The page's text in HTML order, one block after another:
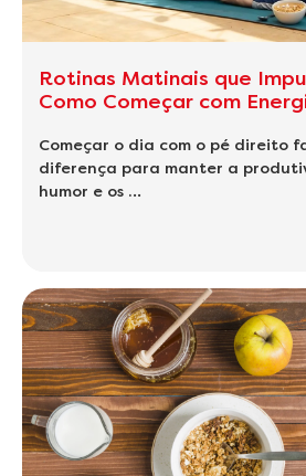
Rotinas Matinais que
Como Começar com
Começar o dia com o pé direito
diferença para manter a
humor e os …